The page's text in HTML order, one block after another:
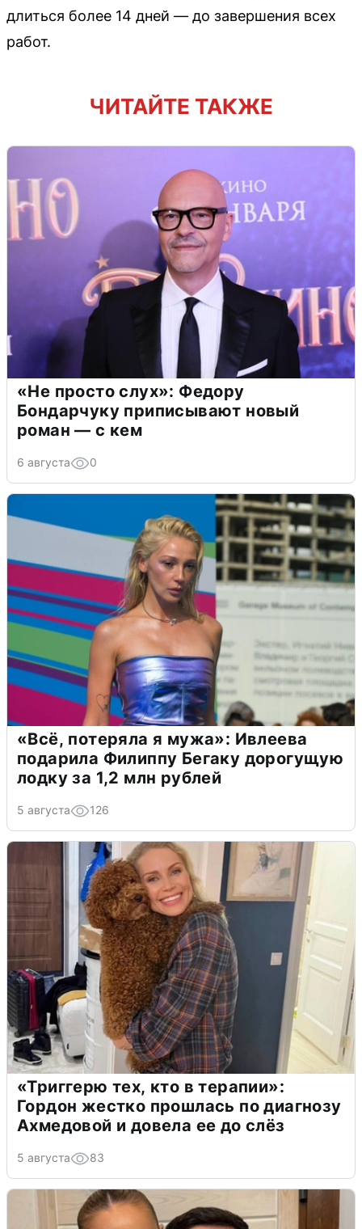
длиться более 14 дней — до завершения всех
работ.
ЧИТАЙТЕ ТАКЖЕ
«Не просто слух»: Федору
Бондарчуку приписывают новый
роман — с кем
6 августа 0
«Всё, потеряла я мужа»: Ивлеева
подарила Филиппу Бегаку дорогущую
лодку за 1,2 млн рублей
5 августа 126
«Триггерю тех, кто в терапии»:
Гордон жестко прошлась по диагнозу
Ахмедовой и довела ее до слёз
5 августа 83